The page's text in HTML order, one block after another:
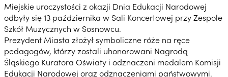
Miejskie uroczystości z okazji Dnia Edukacji Narodowej
odbyły się 13 października w Sali Koncertowej przy Zespole
Szkół Muzycznych w Sosnowcu.
Prezydent Miasta złożył symboliczne róże na ręce
pedagogów, którzy zostali uhonorowani Nagrodą
Śląskiego Kuratora Oświaty i odznaczeni medalem Komisji
Edukacji Narodowej oraz odznaczeniami państwowymi.